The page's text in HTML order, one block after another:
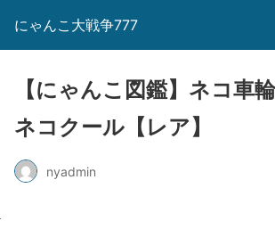
にゃんこ大戦争777
【にゃんこ図鑑】ネコ車
ネコクール【レア】
nyadmin